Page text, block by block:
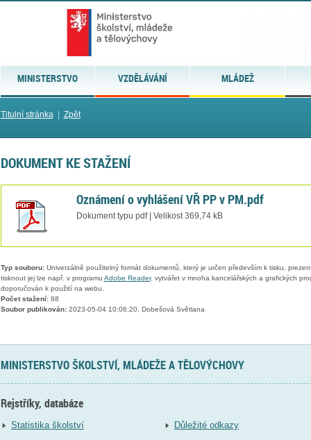
MINISTERSTVO VZDĚLÁVÁNÍ MLÁDEŽ
Titulní stránka| Zpět
DOKUMENT KE STAŽENÍ
Oznámení o vyhlášení VŘ PP v PM.pdf
Dokument typu pdf | Velikost 369,74 kB
Typ souboru:Univerzálně použitelný formát dokumentů, který je určen především k tisku,
tisknout jej lze např. v programu Adobe Reader, vytvářet v mnoha kancelářských a grafických
doporučován k použití na webu.
Počet stažení:88
Soubor publikován:2023-05-04 10:06:20, Dobešová Světlana
MINISTERSTVO ŠKOLSTVÍ, MLÁDEŽE A TĚLOVÝCHOVY
Rejstříky, databáze
Statistika školství
Důležité odkazy